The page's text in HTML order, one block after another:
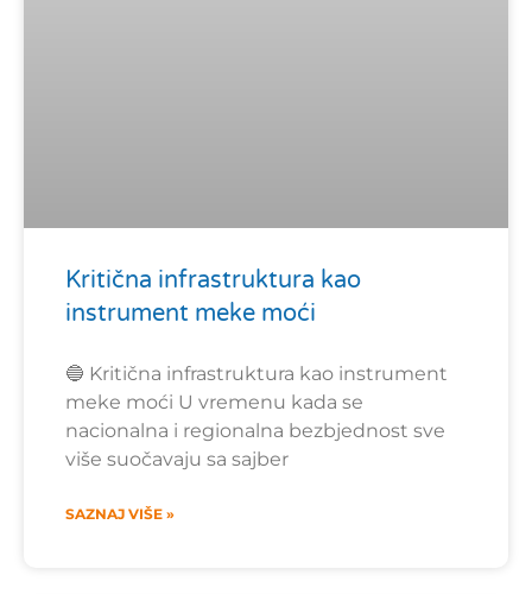
Kritična infrastruktura kao
instrument meke moći
🔵 Kritična infrastruktura kao instrument
meke moći U vremenu kada se
nacionalna i regionalna bezbjednost sve
više suočavaju sa sajber
SAZNAJ VIŠE »